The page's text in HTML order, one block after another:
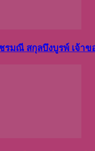
รมณี สกุลบึงบูรพ์ เจ้าข